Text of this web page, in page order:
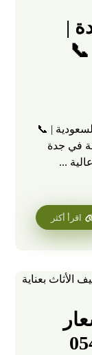
|
| 📞
في جدة
...
اقرأ أكثر